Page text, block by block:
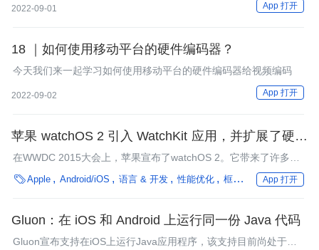
2022-09-01 App 打开
18 ｜如何使用移动平台的硬件编码器？
今天我们来一起学习如何使用移动平台的硬件编码器给视频编码
2022-09-02 App 打开
苹果 watchOS 2 引入 WatchKit 应用，并扩展了硬件
支持
在WWDC 2015大会上，苹果宣布了watchOS 2。它带来了许多新
特性，并允许应用访问Apple Watch的主屏幕、数字表冠、麦克风
等，使它们可以“更紧密地与Apple Watch集成”。
Apple Android/iOS 语言 & 开发 性能优化 框架 企业动态
App 打开
Gluon：在 iOS 和 Android 上运行同一份 Java 代码
Gluon宣布支持在iOS上运行Java应用程序，该支持目前尚处于